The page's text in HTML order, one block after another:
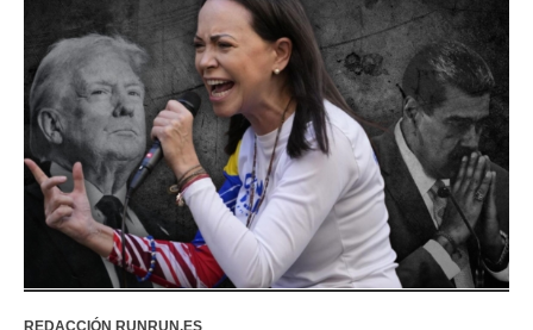
REDACCIÓN RUNRUN.ES